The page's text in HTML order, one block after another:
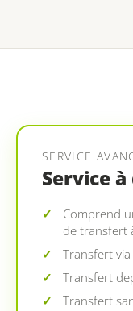
SERVICE
Service
Comprend
de transfert
Transfert
Transfert
Transfert